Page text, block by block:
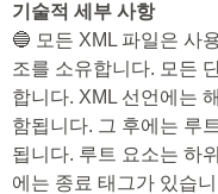
기술적 세부 사항
🔵 모든 XML 파일은 사
조를 소유합니다. 모든
합니다. XML 선언에는
함됩니다. 그 후에는 루
됩니다. 루트 요소는 하
에는 종료 태그가 있습